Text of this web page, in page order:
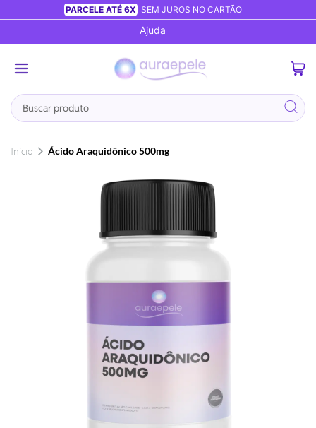
PARCELE ATÉ 6X SEM JUROS NO CARTÃO
Ajuda
Busca
Início Ácido Araquidônico 500mg